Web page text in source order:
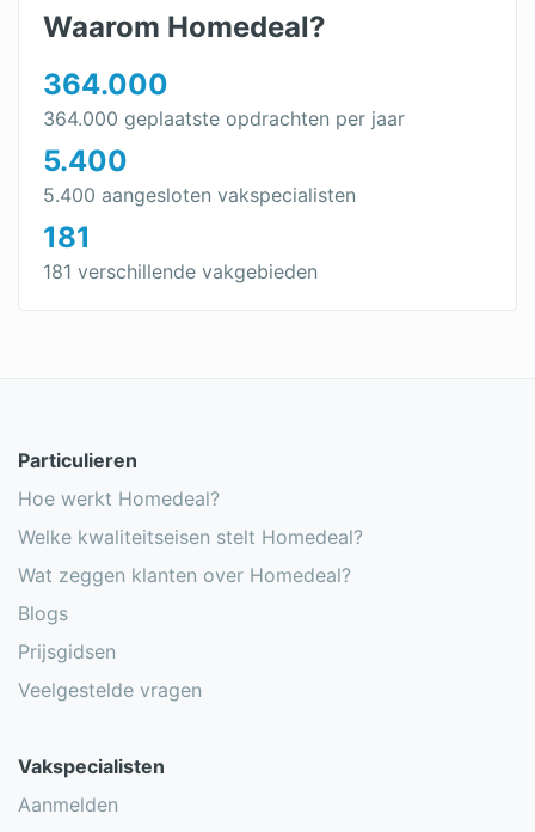
Italiaans stucwerk
Verf laat los van gestucte muur
Muur glad maken zonder stucen
Stucwerk schuren
Btw stucwerk
Pleisterwerk herstellen
Goedkope stukadoor
Stukadoor vergelijken
Waarom Homedeal?
364.000
364.000 geplaatste opdrachten per jaar
5.400
5.400 aangesloten vakspecialisten
181
181 verschillende vakgebieden
Particulieren
Hoe werkt Homedeal?
Welke kwaliteitseisen stelt Homedeal?
Wat zeggen klanten over Homedeal?
Blogs
Prijsgidsen
Veelgestelde vragen
Vakspecialisten
Aanmelden